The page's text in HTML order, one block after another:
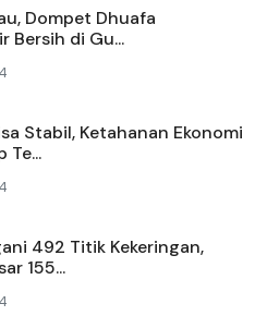
Dompet Dhuafa
Bersih di Gu...
4
Stabil, Ketahanan Ekonomi
Te...
4
492 Titik Kekeringan,
155...
4